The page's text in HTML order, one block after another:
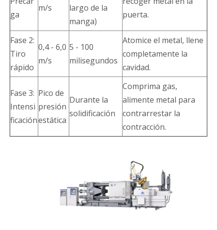
ga
m/s
largo de la
manga)
puerta.
Fase 2:
Tiro
rápido
0,4 - 6,0
m/s
5 - 100
milisegundos
Atomice el metal, llene
completamente la
cavidad.
Fase 3:
Intensi
ficación
Pico de
presión
estática
Durante la
solidificación
Comprima gas,
alimente metal para
contrarrestar la
contracción.